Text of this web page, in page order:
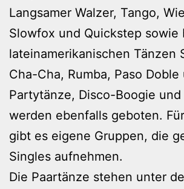
Langsamer Walzer, Tango,
Slowfox und Quickstep sowie
lateinamerikanischen Tänzen
Cha-Cha, Rumba, Paso Doble
Partytänze, Disco-Boogie
werden ebenfalls geboten.
gibt es eigene Gruppen, die
Singles aufnehmen.
Die Paartänze stehen unter